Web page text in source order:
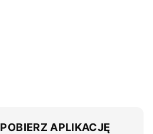
POBIERZ APLIKACJĘ